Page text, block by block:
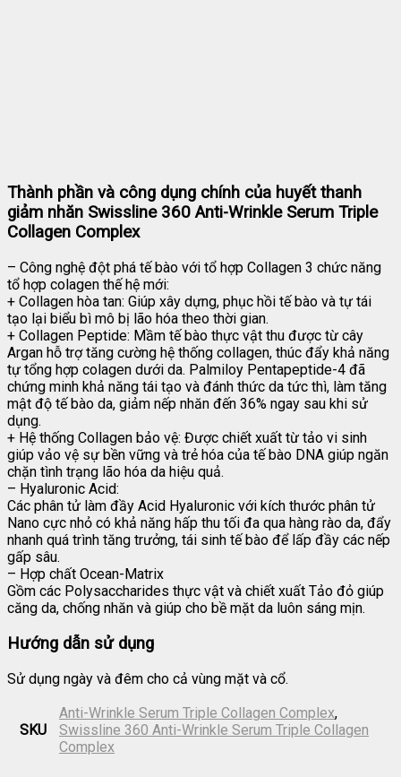
Thành phần và công dụng chính của huyết thanh
giảm nhăn Swissline 360 Anti-Wrinkle Serum Triple
Collagen Complex
– Công nghệ đột phá tế bào với tổ hợp Collagen 3 chức năng
tổ hợp colagen thế hệ mới:
+ Collagen hòa tan: Giúp xây dựng, phục hồi tế bào và tự tái
tạo lại biểu bì mô bị lão hóa theo thời gian.
+ Collagen Peptide: Mầm tế bào thực vật thu được từ cây
Argan hỗ trợ tăng cường hệ thống collagen, thúc đẩy khả năng
tự tổng hợp colagen dưới da. Palmiloy Pentapeptide-4 đã
chứng minh khả năng tái tạo và đánh thức da tức thì, làm tăng
mật độ tế bào da, giảm nếp nhăn đến 36% ngay sau khi sử
dụng.
+ Hệ thống Collagen bảo vệ: Được chiết xuất từ tảo vi sinh
giúp vảo vệ sự bền vững và trẻ hóa của tế bào DNA giúp ngăn
chặn tình trạng lão hóa da hiệu quả.
– Hyaluronic Acid:
Các phân tử làm đầy Acid Hyaluronic với kích thước phân tử
Nano cực nhỏ có khả năng hấp thu tối đa qua hàng rào da, đẩy
nhanh quá trình tăng trưởng, tái sinh tế bào để lấp đầy các nếp
gấp sâu.
– Hợp chất Ocean-Matrix
Gồm các Polysaccharides thực vật và chiết xuất Tảo đỏ giúp
căng da, chống nhăn và giúp cho bề mặt da luôn sáng mịn.
Hướng dẫn sử dụng
Sử dụng ngày và đêm cho cả vùng mặt và cổ.
SKU
Anti-Wrinkle Serum Triple Collagen Complex,
Swissline 360 Anti-Wrinkle Serum Triple Collagen
Complex